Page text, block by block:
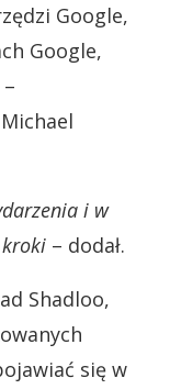
Google,
Google,
i w
– dodał.
Shadloo,
się w